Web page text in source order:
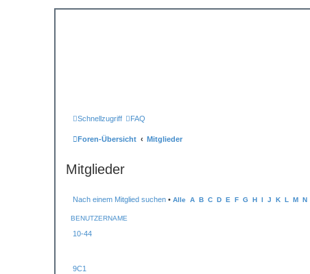
Schnellzugriff FAQ
Foren-Übersicht Mitglieder
Mitglieder
Nach einem Mitglied suchen • Alle A B C D E F G H I J K L M N
BENUTZERNAME
10-44
9C1